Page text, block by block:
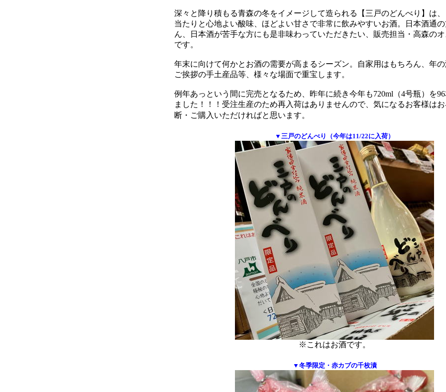
深々と降り積もる青森の冬をイメージして造られる【三戸のどんべり】は
当たりと心地よい酸味、ほどよい甘さで非常に飲みやすいお酒。日本酒通
ん、日本酒が苦手な方にも是非味わっていただきたい、販売担当・高森の
です。
年末に向けて何かとお酒の需要が高まるシーズン。自家用はもちろん、年
ご挨拶の手土産品等、様々な場面で重宝します。
例年あっという間に完売となるため、昨年に続き今年も720ml（4号瓶）を
ました！！！受注生産のため再入荷はありませんので、気になるお客様は
断・ご購入いただければと思います。
▼三戸のどんべり（今年は11/22に入荷）
※これはお酒です。
▼冬季限定・赤カブの千枚漬